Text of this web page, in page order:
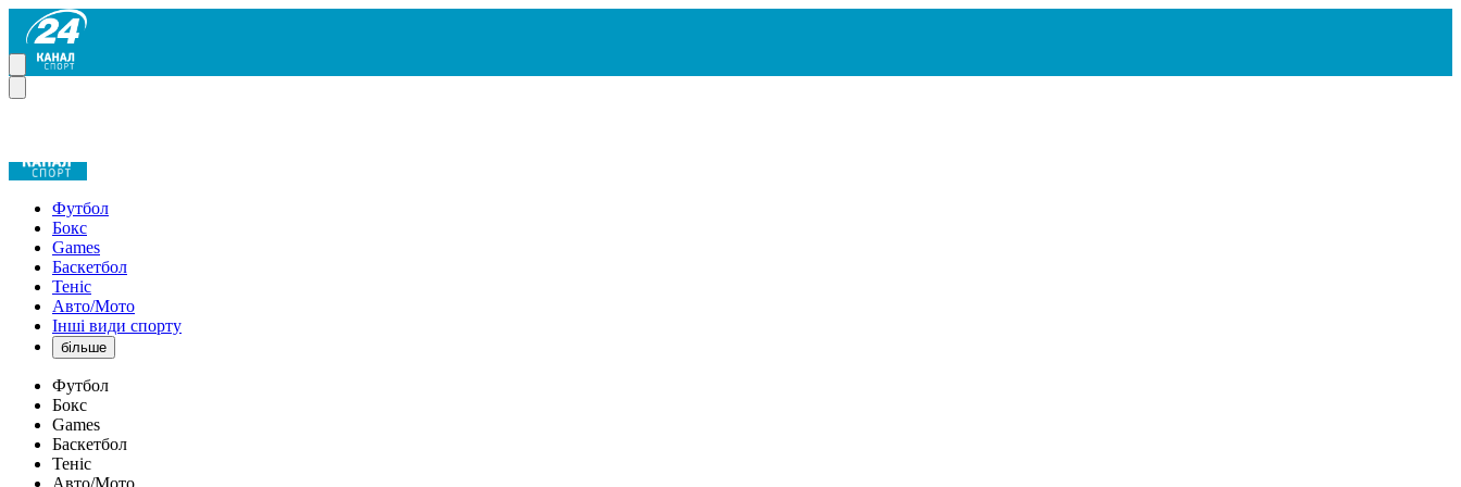
Футбол
Бокс
Games
Баскетбол
Теніс
Авто/Мото
Інші види спорту
більше
Футбол
Бокс
Games
Баскетбол
Теніс
Авто/Мото